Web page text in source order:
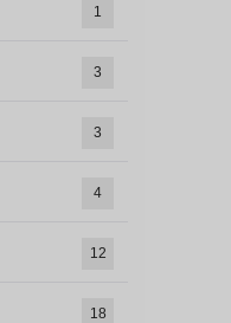
1
3
3
4
12
18